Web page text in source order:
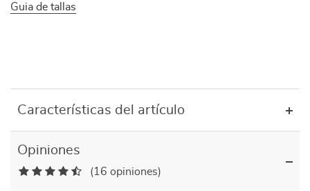
Guia de tallas
Características del artículo
Opiniones
(16 opiniones)